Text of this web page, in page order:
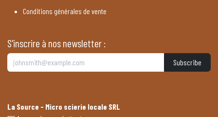
Conditions générales de vente
S'inscrire à nos newsletter :
Subscribe
La Source - Micro scierie locale SRL